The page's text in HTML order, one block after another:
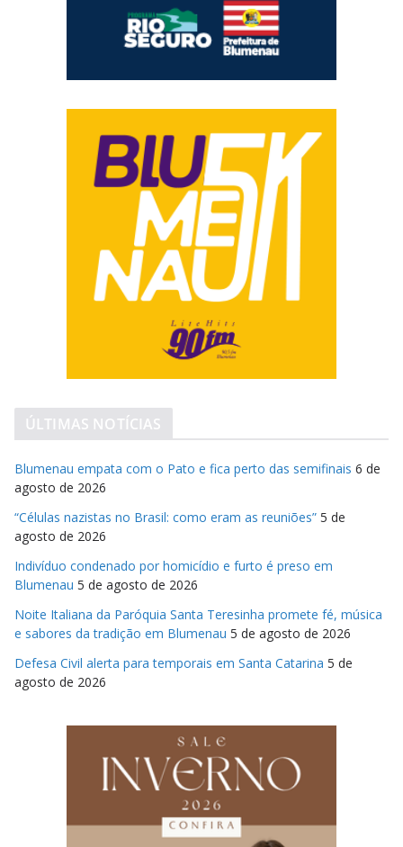
ÚLTIMAS NOTÍCIAS
Blumenau empata com o Pato e fica perto das semifinais 6 de
agosto de 2026
“Células nazistas no Brasil: como eram as reuniões” 5 de
agosto de 2026
Indivíduo condenado por homicídio e furto é preso em
Blumenau 5 de agosto de 2026
Noite Italiana da Paróquia Santa Teresinha promete fé, música
e sabores da tradição em Blumenau 5 de agosto de 2026
Defesa Civil alerta para temporais em Santa Catarina 5 de
agosto de 2026